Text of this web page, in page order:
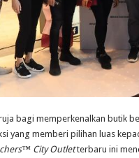
bagi memperkenalkan butik
yang memberi pilihan luas
City Outletterbaru ini